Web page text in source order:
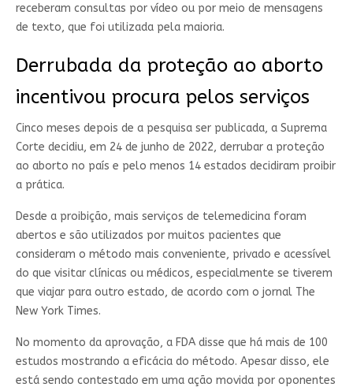
receberam consultas por vídeo ou por meio de mensagens
de texto, que foi utilizada pela maioria.
Derrubada da proteção ao aborto
incentivou procura pelos serviços
Cinco meses depois de a pesquisa ser publicada, a Suprema
Corte decidiu, em 24 de junho de 2022, derrubar a proteção
ao aborto no país e pelo menos 14 estados decidiram proibir
a prática.
Desde a proibição, mais serviços de telemedicina foram
abertos e são utilizados por muitos pacientes que
consideram o método mais conveniente, privado e acessível
do que visitar clínicas ou médicos, especialmente se tiverem
que viajar para outro estado, de acordo com o jornal The
New York Times.
No momento da aprovação, a FDA disse que há mais de 100
estudos mostrando a eficácia do método. Apesar disso, ele
está sendo contestado em uma ação movida por oponentes